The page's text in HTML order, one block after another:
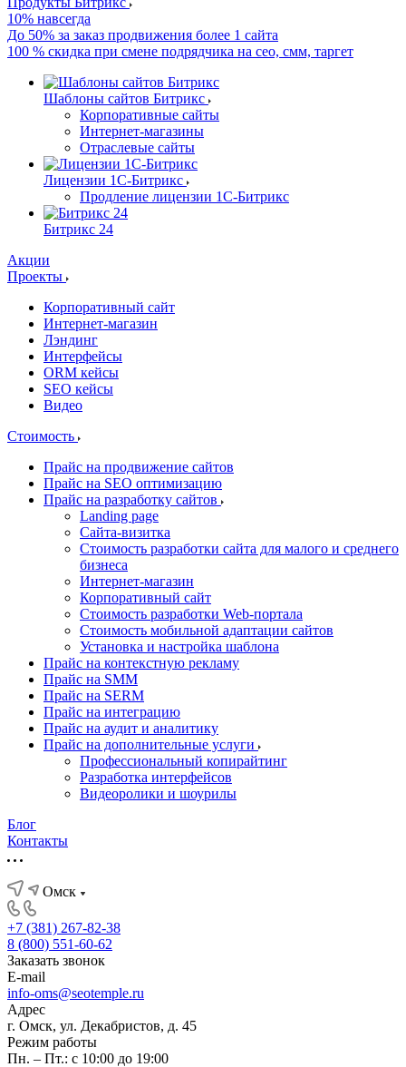
10% навсегда
До 50% за заказ продвижения более 1 сайта
100 % скидка при смене подрядчика на сео, смм, таргет
Шаблоны сайтов Битрикс
Корпоративные сайты
Интернет-магазины
Отраслевые сайты
Лицензии 1С-Битрикс
Продление лицензии 1С-Битрикс
Битрикс 24
Акции
Проекты
Корпоративный сайт
Интернет-магазин
Лэндинг
Интерфейсы
ORM кейсы
SEO кейсы
Видео
Стоимость
Прайс на продвижение сайтов
Прайс на SEO оптимизацию
Прайс на разработку сайтов
Landing page
Cайта-визитка
Стоимость разработки сайта для малого и среднего
бизнеса
Интернет-магазин
Корпоративный сайт
Стоимость разработки Web-портала
Стоимость мобильной адаптации сайтов
Установка и настройка шаблона
Прайс на контекстную рекламу
Прайс на SMM
Прайс на SERM
Прайс на интеграцию
Прайс на аудит и аналитику
Прайс на дополнительные услуги
Профессиональный копирайтинг
Разработка интерфейсов
Видеоролики и шоурилы
Блог
Контакты
Омск
+7 (381) 267-82-38
8 (800) 551-60-62
Заказать звонок
E-mail
info-oms@seotemple.ru
Адрес
г. Омск, ул. Декабристов, д. 45
Режим работы
Пн. – Пт.: с 10:00 до 19:00